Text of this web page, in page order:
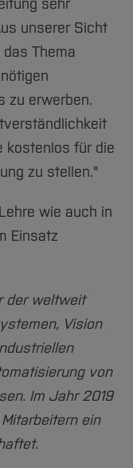
sehr
unserer Sicht
Thema
zu erwerben.
kostenlos für die
zu stellen."
wie auch in
Einsatz
der weltweit
Vision
von
Im Jahr 2019
ein